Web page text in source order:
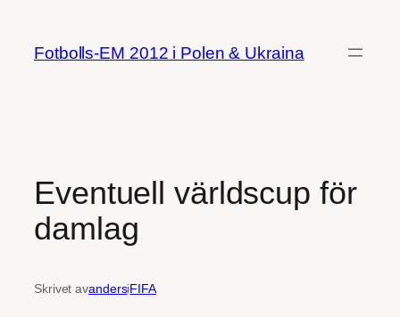
innehåll
Fotbolls-EM 2012 i Polen & Ukraina
Eventuell världscup för
damlag
Skrivet avandersiFIFA